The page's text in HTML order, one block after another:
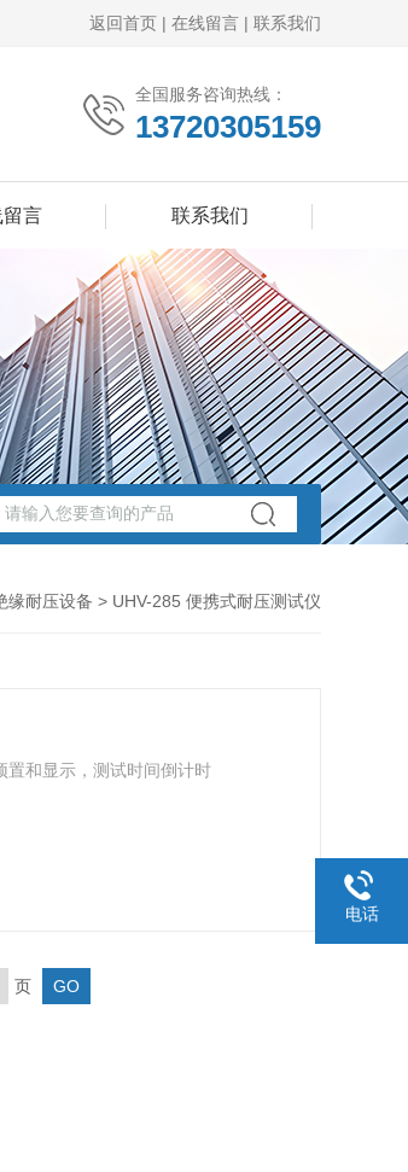
返回首页 | 在线留言 | 联系我们
全国服务咨询热线：
13720305159
言 联系我们
缘耐压设备 > UHV-285 便携式耐压测试仪
置和显示，测试时间倒计时
页
电话